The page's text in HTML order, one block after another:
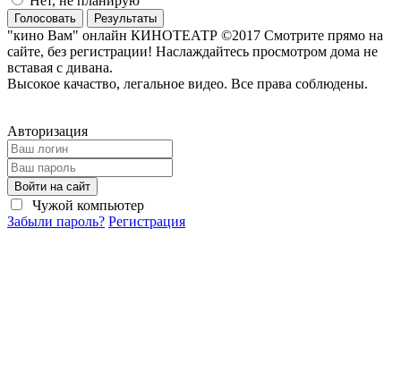
Голосовать Результаты
"кино Вам" онлайн КИНОТЕАТР ©2017 Смотрите прямо на
сайте, без регистрации! Наслаждайтесь просмотром дома не
вставая с дивана.
Высокое качаство, легальное видео. Все права соблюдены.
Авторизация
Войти на сайт
Чужой компьютер
Забыли пароль? Регистрация